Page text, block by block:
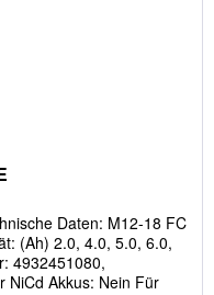
Daten: M12-18 FC
(Ah) 2.0, 4.0, 5.0, 6.0,
4932451080,
NiCd Akkus: Nein Für